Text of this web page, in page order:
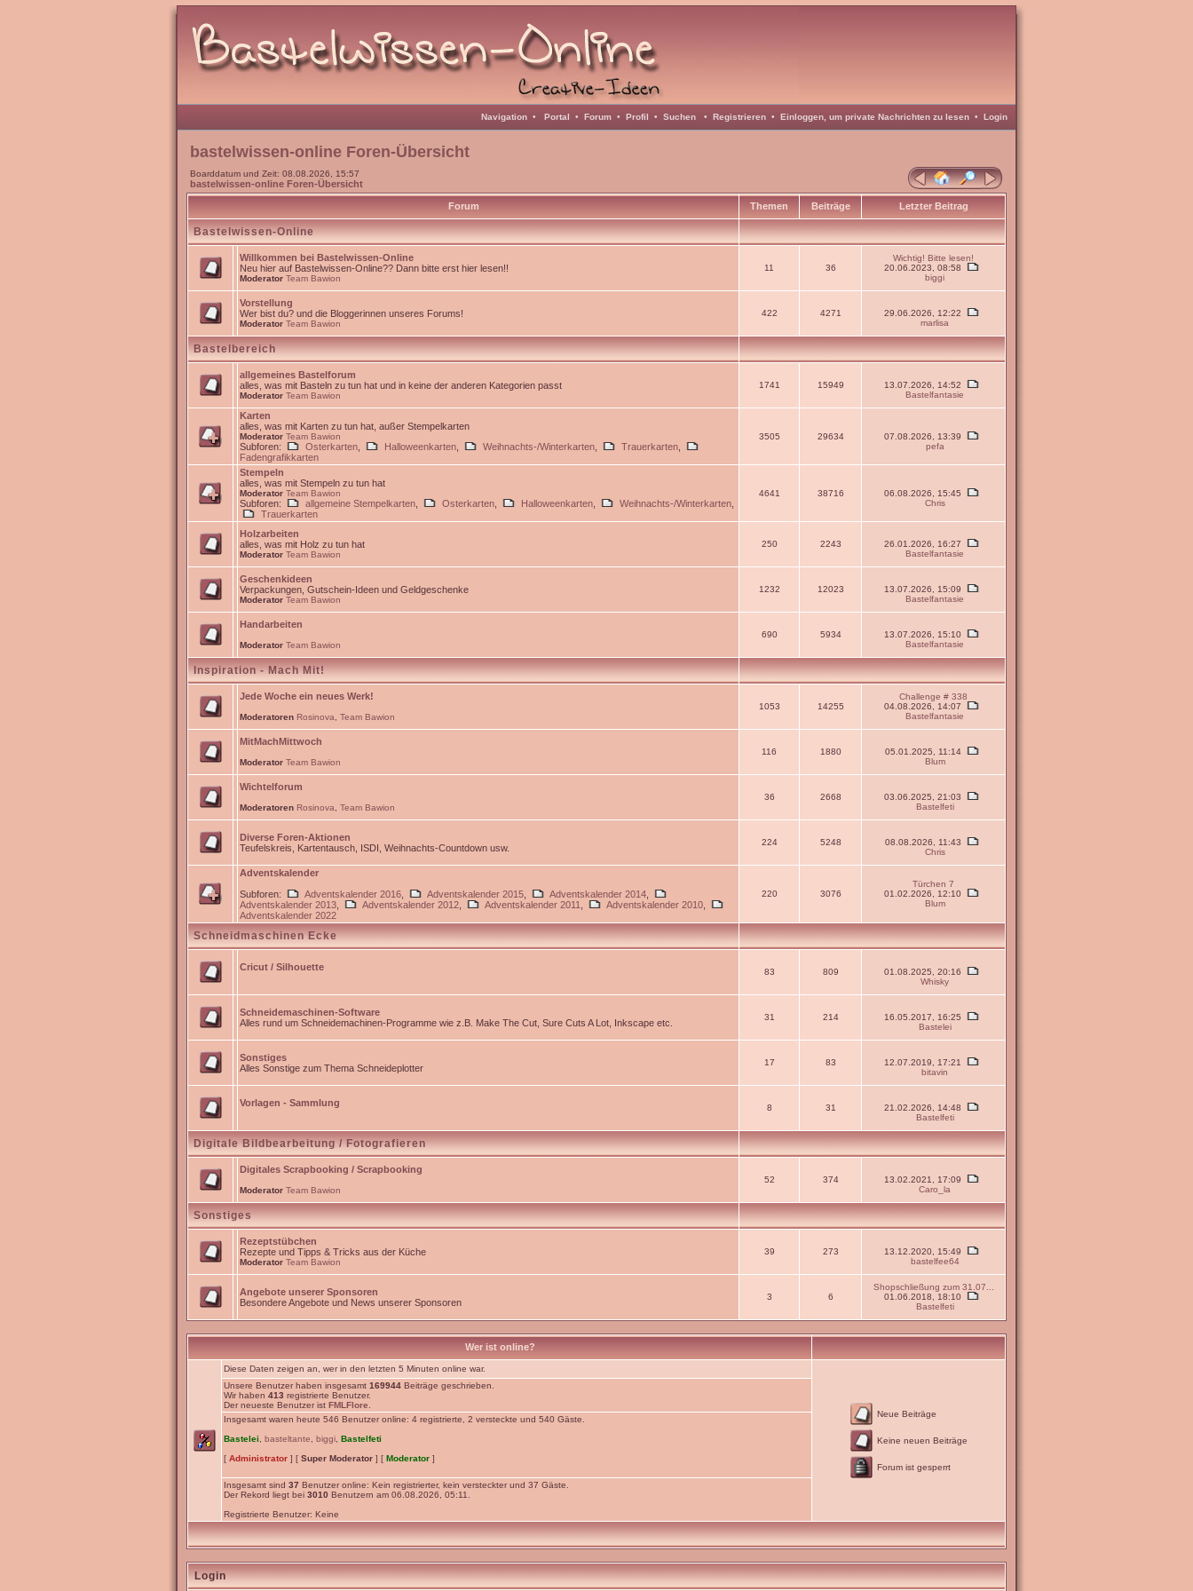
Navigation • Portal • Forum • Profil • Suchen • Registrieren • Einloggen, um private Nachrichten zu lesen • Login
bastelwissen-online Foren-Übersicht
Boarddatum und Zeit: 08.08.2026, 15:57
bastelwissen-online Foren-Übersicht
Forum Themen Beiträge Letzter Beitrag
Bastelwissen-Online
Willkommen bei Bastelwissen-Online
Neu hier auf Bastelwissen-Online?? Dann bitte erst hier lesen!!
Moderator Team Bawion
11 36
Wichtig! Bitte lesen!
20.06.2023, 08:58
biggi
Vorstellung
Wer bist du? und die Bloggerinnen unseres Forums!
Moderator Team Bawion
422 4271
29.06.2026, 12:22
marlisa
Bastelbereich
allgemeines Bastelforum
alles, was mit Basteln zu tun hat und in keine der anderen Kategorien passt
Moderator Team Bawion
1741 15949
13.07.2026, 14:52
Bastelfantasie
Karten
alles, was mit Karten zu tun hat, außer Stempelkarten
Moderator Team Bawion
Subforen: Osterkarten Halloweenkarten Weihnachts-/Winterkarten Trauerkarten
Fadengrafikkarten
3505 29634
07.08.2026, 13:39
pefa
Stempeln
alles, was mit Stempeln zu tun hat
Moderator Team Bawion
Subforen: allgemeine Stempelkarten Osterkarten Halloweenkarten Weihnachts-/Winterkarten
Trauerkarten
4641 38716
06.08.2026, 15:45
Chris
Holzarbeiten
alles, was mit Holz zu tun hat
Moderator Team Bawion
250 2243
26.01.2026, 16:27
Bastelfantasie
Geschenkideen
Verpackungen, Gutschein-Ideen und Geldgeschenke
Moderator Team Bawion
1232 12023
13.07.2026, 15:09
Bastelfantasie
Handarbeiten
Moderator Team Bawion
690 5934
13.07.2026, 15:10
Bastelfantasie
Inspiration - Mach Mit!
Jede Woche ein neues Werk!
Moderatoren Rosinova Team Bawion
1053 14255
Challenge # 338
04.08.2026, 14:07
Bastelfantasie
MitMachMittwoch
Moderator Team Bawion
116 1880
05.01.2025, 11:14
Blum
Wichtelforum
Moderatoren Rosinova Team Bawion
36 2668
03.06.2025, 21:03
Bastelfeti
Diverse Foren-Aktionen
Teufelskreis, Kartentausch, ISDI, Weihnachts-Countdown usw.
224 5248
08.08.2026, 11:43
Chris
Adventskalender
Subforen:
Adventskalender 2016 Adventskalender 2015 Adventskalender 2014
Adventskalender 2013
Adventskalender 2012 Adventskalender 2011 Adventskalender 2010
Adventskalender 2022
220 3076
Türchen 7
01.02.2026, 12:10
Blum
Schneidmaschinen Ecke
Cricut / Silhouette 83 809
01.08.2025, 20:16
Whisky
Schneidemaschinen-Software
Alles rund um Schneidemachinen-Programme wie z.B. Make The Cut, Sure Cuts A Lot, Inkscape etc.
31 214
16.05.2017, 16:25
Bastelei
Sonstiges
Alles Sonstige zum Thema Schneideplotter
17 83
12.07.2019, 17:21
bitavin
Vorlagen - Sammlung 8 31
21.02.2026, 14:48
Bastelfeti
Digitale Bildbearbeitung / Fotografieren
Digitales Scrapbooking / Scrapbooking
Moderator Team Bawion
52 374
13.02.2021, 17:09
Caro_la
Sonstiges
Rezeptstübchen
Rezepte und Tipps & Tricks aus der Küche
Moderator Team Bawion
39 273
13.12.2020, 15:49
bastelfee64
Angebote unserer Sponsoren
Besondere Angebote und News unserer Sponsoren
3 6
Shopschließung zum 31.07...
01.06.2018, 18:10
Bastelfeti
Wer ist online?
Diese Daten zeigen an, wer in den letzten 5 Minuten online war.
Neue Beiträge
Keine neuen Beiträge
Forum ist gesperrt
Unsere Benutzer haben insgesamt 169944 Beiträge geschrieben.
Wir haben 413 registrierte Benutzer.
Der neueste Benutzer ist FMLFlore
Insgesamt waren heute 546 Benutzer online: 4 registrierte, 2 versteckte und 540 Gäste.
Bastelei
basteltante biggi Bastelfeti
[ Administrator ] [ Super Moderator ] [ Moderator ]
Insgesamt sind 37 Benutzer online: Kein registrierter, kein versteckter und 37 Gäste.
Der Rekord liegt bei 3010 Benutzern am 06.08.2026, 05:11.
Registrierte Benutzer: Keine
Login